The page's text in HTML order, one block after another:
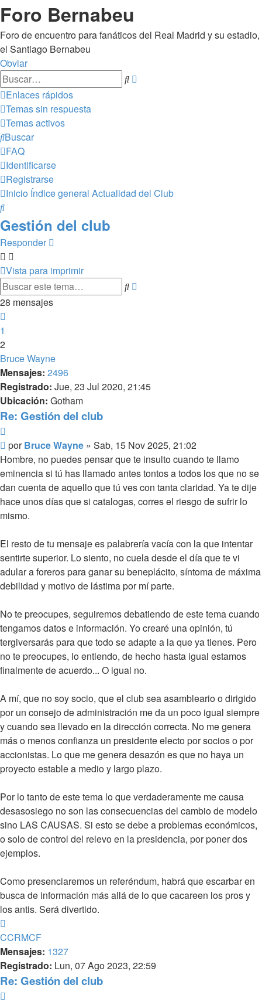
Foro Bernabeu
Foro de encuentro para fanáticos del Real Madrid y su estadio,
el Santiago Bernabeu
Obviar
Buscar
Enlaces rápidos
Temas sin respuesta
Temas activos
Buscar
FAQ
Identificarse
Registrarse
Inicio Índice general Actualidad del Club
Buscar
Gestión del club
Responder
Vista para imprimir
Buscar
28 mensajes
1
2
Bruce Wayne
Mensajes: 2496
Registrado: Jue, 23 Jul 2020, 21:45
Ubicación: Gotham
Re: Gestión del club
Mensaje
porBruce Wayne » Sab, 15 Nov 2025, 21:02
Hombre, no puedes pensar que te insulto cuando te llamo
eminencia si tú has llamado antes tontos a todos los que no se
dan cuenta de aquello que tú ves con tanta claridad. Ya te dije
hace unos días que si catalogas, corres el riesgo de sufrir lo
mismo.
El resto de tu mensaje es palabrería vacía con la que intentar
sentirte superior. Lo siento, no cuela desde el día que te vi
adular a foreros para ganar su beneplácito, síntoma de máxima
debilidad y motivo de lástima por mí parte.
No te preocupes, seguiremos debatiendo de este tema cuando
tengamos datos e información. Yo crearé una opinión, tú
tergiversarás para que todo se adapte a la que ya tienes. Pero
no te preocupes, lo entiendo, de hecho hasta igual estamos
finalmente de acuerdo... O igual no.
A mí, que no soy socio, que el club sea asambleario o dirigido
por un consejo de administración me da un poco igual siempre
y cuando sea llevado en la dirección correcta. No me genera
más o menos confianza un presidente electo por socios o por
accionistas. Lo que me genera desazón es que no haya un
proyecto estable a medio y largo plazo.
Por lo tanto de este tema lo que verdaderamente me causa
desasosiego no son las consecuencias del cambio de modelo
sino LAS CAUSAS. Si esto se debe a problemas económicos,
o solo de control del relevo en la presidencia, por poner dos
ejemplos.
Como presenciaremos un referéndum, habrá que escarbar en
busca de información más allá de lo que cacareen los pros y
los antis. Será divertido.
CCRMCF
Mensajes: 1327
Registrado: Lun, 07 Ago 2023, 22:59
Re: Gestión del club